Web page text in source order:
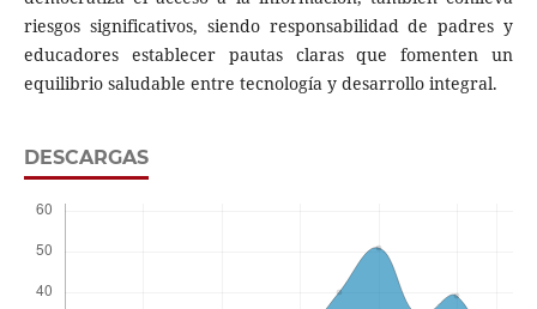
riesgos significativos, siendo responsabilidad de padres y
educadores establecer pautas claras que fomenten un
equilibrio saludable entre tecnología y desarrollo integral.
DESCARGAS